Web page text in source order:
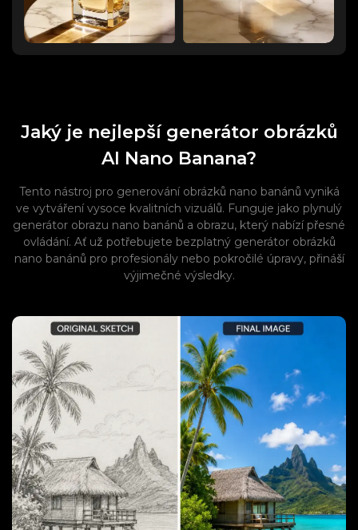
Jaký je nejlepší generátor obrázků
AI Nano Banana?
Tento nástroj pro generování obrázků nano banánů vyniká
ve vytváření vysoce kvalitních vizuálů. Funguje jako plynulý
generátor obrazu nano banánů a obrazu, který nabízí přesné
ovládání. Ať už potřebujete bezplatný generátor obrázků
nano banánů pro profesionály nebo pokročilé úpravy, přináší
výjimečné výsledky.